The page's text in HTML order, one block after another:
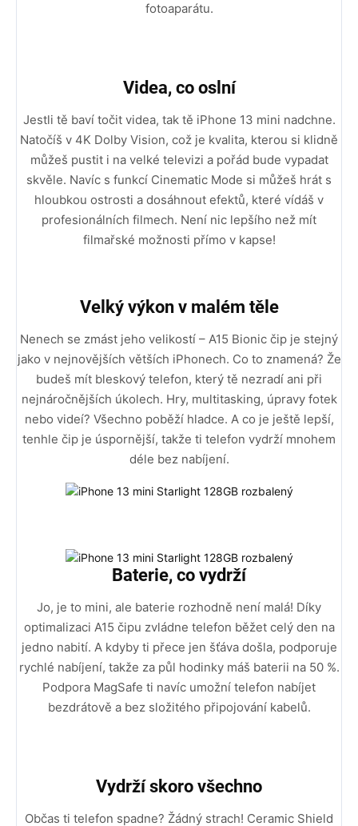
fotoaparátu.
Videa, co oslní
Jestli tě baví točit videa, tak tě iPhone 13 mini nadchne.
Natočíš v 4K Dolby Vision, což je kvalita, kterou si klidně
můžeš pustit i na velké televizi a pořád bude vypadat
skvěle. Navíc s funkcí Cinematic Mode si můžeš hrát s
hloubkou ostrosti a dosáhnout efektů, které vídáš v
profesionálních filmech. Není nic lepšího než mít
filmařské možnosti přímo v kapse!
Velký výkon v malém těle
Nenech se zmást jeho velikostí – A15 Bionic čip je stejný
jako v nejnovějších větších iPhonech. Co to znamená? Že
budeš mít bleskový telefon, který tě nezradí ani při
nejnáročnějších úkolech. Hry, multitasking, úpravy fotek
nebo videí? Všechno poběží hladce. A co je ještě lepší,
tenhle čip je úspornější, takže ti telefon vydrží mnohem
déle bez nabíjení.
Baterie, co vydrží
Jo, je to mini, ale baterie rozhodně není malá! Díky
optimalizaci A15 čipu zvládne telefon běžet celý den na
jedno nabití. A kdyby ti přece jen šťáva došla, podporuje
rychlé nabíjení, takže za půl hodinky máš baterii na 50 %.
Podpora MagSafe ti navíc umožní telefon nabíjet
bezdrátově a bez složitého připojování kabelů.
Vydrží skoro všechno
Občas ti telefon spadne? Žádný strach! Ceramic Shield